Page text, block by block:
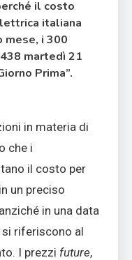
il costo
italiana
i 300
martedì 21
Prima”.
in materia di
che i
il costo per
un preciso
in una data
riferiscono al
I prezzi future,